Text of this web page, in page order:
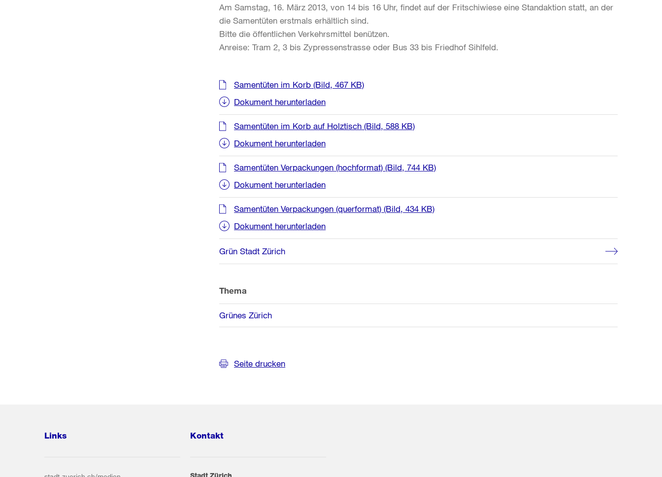
Am Samstag, 16. März 2013, von 14 bis 16 Uhr, findet auf der Fritschiwiese eine Standaktion statt, an der
die Samentüten erstmals erhältlich sind.
Bitte die öffentlichen Verkehrsmittel benützen.
Anreise: Tram 2, 3 bis Zypressenstrasse oder Bus 33 bis Friedhof Sihlfeld.
Weitere
Informationen
Samentüten im Korb (Bild, 467 KB)
Dokument herunterladen
Samentüten im Korb auf Holztisch (Bild, 588 KB)
Dokument herunterladen
Samentüten Verpackungen (hochformat) (Bild, 744 KB)
Dokument herunterladen
Samentüten Verpackungen (querformat) (Bild, 434 KB)
Dokument herunterladen
Grün Stadt Zürich
Thema
Grünes Zürich
Seite drucken
Links Kontakt